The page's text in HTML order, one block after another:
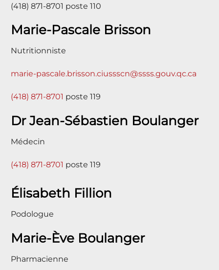
(418) 871-8701 poste 110
Marie-Pascale Brisson
Nutritionniste
marie-pascale.brisson.ciussscn@ssss.gouv.qc.ca
(418) 871-8701 poste 119
Dr Jean-Sébastien Boulanger
Médecin
(418) 871-8701 poste 119
Élisabeth Fillion
Podologue
Marie-Ève Boulanger
Pharmacienne